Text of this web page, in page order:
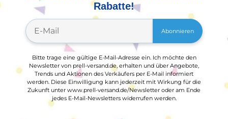
Rabatte!
Abonnieren
Bitte trage eine gültige E-Mail-Adresse ein. Ich möchte den
Newsletter von prell-versand.de, erhalten und über Angebote,
Trends und Aktionen des Verkäufers per E-Mail informiert
werden. Diese Einwilligung kann jederzeit mit Wirkung für die
Zukunft unter www.prell-versand.de/Newsletter oder am Ende
jedes E-Mail-Newsletters widerrufen werden.